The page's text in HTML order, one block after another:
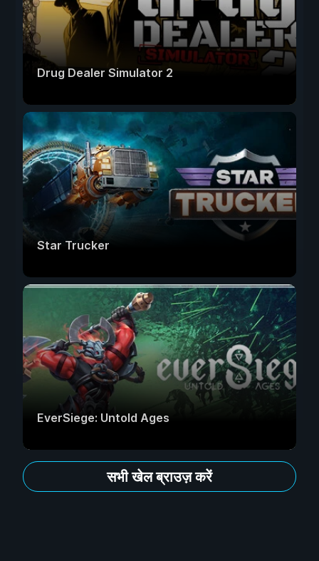
Drug Dealer Simulator 2
Star Trucker
EverSiege: Untold Ages
सभी खेल ब्राउज़ करें